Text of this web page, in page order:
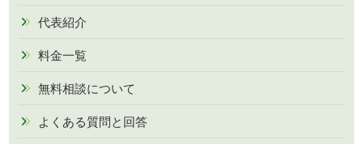
代表紹介
料金一覧
無料相談について
よくある質問と回答